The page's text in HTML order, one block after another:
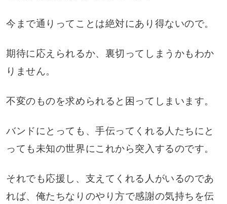
今まで通りってことは絶対にあり得ないので。
期待に応えられるか、裏切ってしまうかもわか
りません。
不変のものを求められると困ってしまいます。
バンドにとっても、手伝ってくれる人たちにと
っても未知の世界にこれから突入するのです。
それでも応援し、支えてくれる人がいるのであ
れば、俺たちなりのやり方で感謝の気持ちを伝